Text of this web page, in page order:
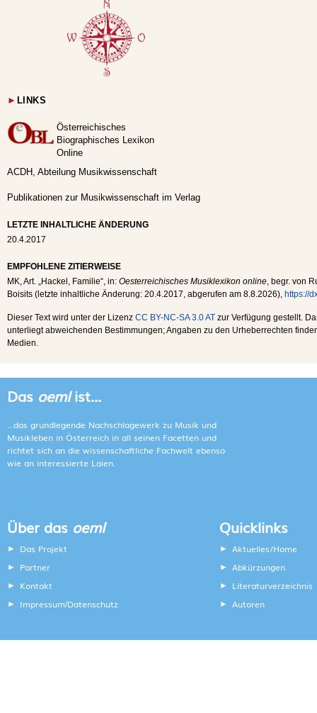
► LINKS
Österreichisches
Biographisches Lexikon
Online
ACDH, Abteilung Musikwissenschaft
Publikationen zur Musikwissenschaft im Verlag
LETZTE INHALTLICHE ÄNDERUNG
20.4.2017
EMPFOHLENE ZITIERWEISE
MK , Art. „Hackel, Familie“, in: Oesterreichisches Musiklexikon online , begr. von
Boisits (letzte inhaltliche Änderung: 20.4.2017 , abgerufen am 8.8.2026), https://
Dieser Text wird unter der Lizenz CC BY-NC-SA 3.0 AT zur Verfügung gestellt.
unterliegt abweichenden Bestimmungen; Angaben zu den Urheberrechten
Medien.
Das oemlist...
...das grundlegende Nachschlagewerk zu Musik und
Musikleben in Österreich in all seinen Facetten und
richtet sich an die wissenschaftliche Fachwelt ebenso
wie an interessierte Laien.
Über das oeml
Das Projekt
Partner
Kontakt
Impressum/Datenschutz
Quicklinks
Aktuelles/Home
Abkürzungen
Literaturverzeichnis
Autoren